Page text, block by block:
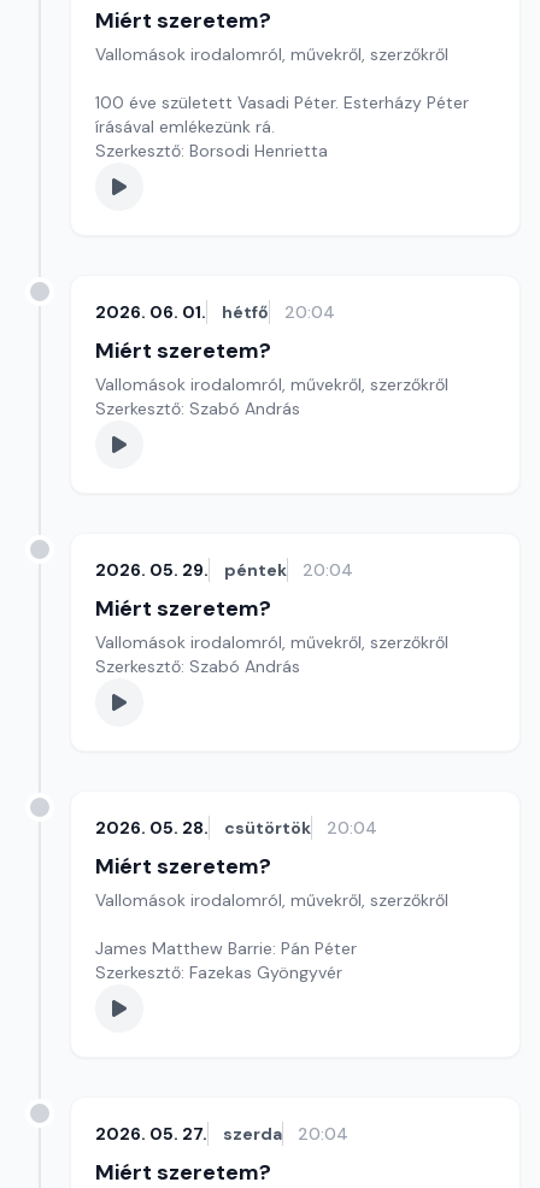
Miért szeretem?
Vallomások irodalomról, művekről, szerzőkről
100 éve született Vasadi Péter. Esterházy Péter
írásával emlékezünk rá.
Szerkesztő: Borsodi Henrietta
2026. 06. 01. hétfő 20:04
Miért szeretem?
Vallomások irodalomról, művekről, szerzőkről
Szerkesztő: Szabó András
2026. 05. 29. péntek 20:04
Miért szeretem?
Vallomások irodalomról, művekről, szerzőkről
Szerkesztő: Szabó András
2026. 05. 28. csütörtök 20:04
Miért szeretem?
Vallomások irodalomról, művekről, szerzőkről
James Matthew Barrie: Pán Péter
Szerkesztő: Fazekas Gyöngyvér
2026. 05. 27. szerda 20:04
Miért szeretem?